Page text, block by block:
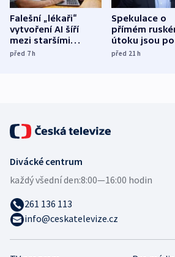
Falešní „lékaři“
vytvoření AI šíří
mezi staršími
Poláky nebezpečné
před 7h
Spekulace o
přímém
útoku jsou
míní estonský
před 21h
Divácké centrum
každý všední den:8:00—16:00 hodin
261 136 113
info@ceskatelevize.cz